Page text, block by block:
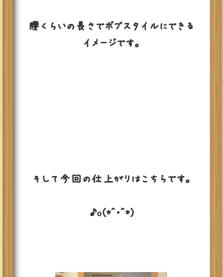
腰くらいの長さでボブスタイルにできる
イメージです。
そして今回の仕上がりはこちらです。
♪o(*^・^*)